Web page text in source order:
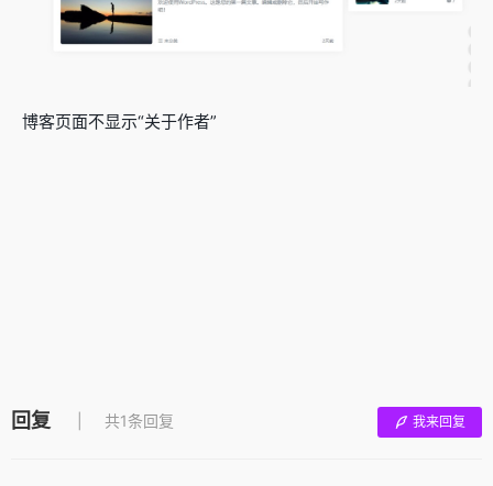
博客页面不显示“关于作者”
回复 共1条回复 我来回复